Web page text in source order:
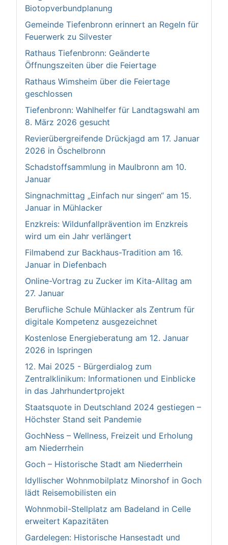
Biotopverbundplanung
Gemeinde Tiefenbronn erinnert an Regeln für
Feuerwerk zu Silvester
Rathaus Tiefenbronn: Geänderte
Öffnungszeiten über die Feiertage
Rathaus Wimsheim über die Feiertage
geschlossen
Tiefenbronn: Wahlhelfer für Landtagswahl am
8. März 2026 gesucht
Revierübergreifende Drückjagd am 17. Januar
2026 in Öschelbronn
Schadstoffsammlung in Maulbronn am 10.
Januar
Singnachmittag „Einfach nur singen“ am 15.
Januar in Mühlacker
Enzkreis: Wildunfallprävention im Enzkreis
wird um ein Jahr verlängert
Filmabend zur Backhaus-Tradition am 16.
Januar in Diefenbach
Online-Vortrag zu Zucker im Kita-Alltag am
27. Januar
Berufliche Schule Mühlacker als Zentrum für
digitale Kompetenz ausgezeichnet
Kostenlose Energieberatung am 12. Januar
2026 in Ispringen
12. Mai 2025 - Bürgerdialog zum
Zentralklinikum: Informationen und Einblicke
in das Jahrhundertprojekt
Staatsquote in Deutschland 2024 gestiegen –
Höchster Stand seit Pandemie
GochNess – Wellness, Freizeit und Erholung
am Niederrhein
Goch – Historische Stadt am Niederrhein
Idyllischer Wohnmobilplatz Minorshof in Goch
lädt Reisemobilisten ein
Wohnmobil-Stellplatz am Badeland in Celle
erweitert Kapazitäten
Gardelegen: Historische Hansestadt und